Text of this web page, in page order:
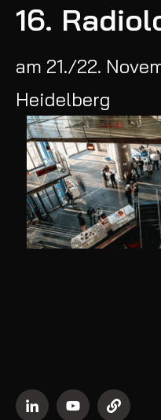
16.
am 21./22.
Heidelberg